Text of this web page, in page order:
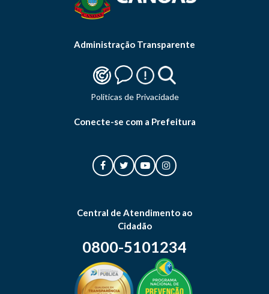
Administração Transparente
Politicas de Privacidade
Conecte-se com a Prefeitura
Central de Atendimento ao
Cidadão
0800-5101234